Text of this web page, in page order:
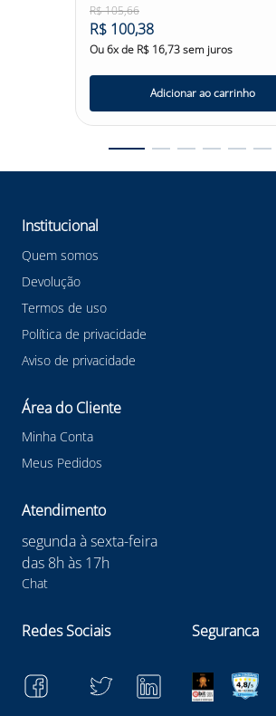
R$105,66
R$ 100,38
Ou6x de R$ 16,73sem juros
Adicionar ao carrinho
Institucional
Quem somos
Devolução
Termos de uso
Política de privacidade
Aviso de privacidade
Área do Cliente
Minha Conta
Meus Pedidos
Atendimento
segunda à sexta-feira
das 8h às 17h
Chat
Redes Sociais Seguranca